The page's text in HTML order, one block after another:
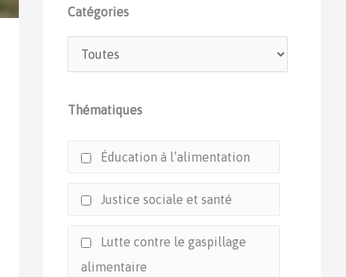
Catégories
Thématiques
Éducation à l’alimentation
Justice sociale et santé
Lutte contre le gaspillage
alimentaire